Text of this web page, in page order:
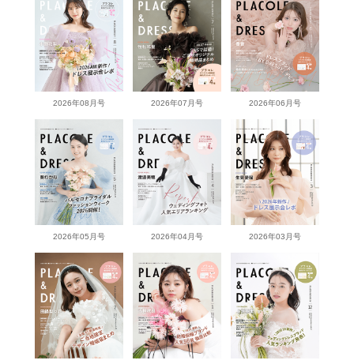
2026年08月号 2026年07月号 2026年06月号
2026年05月号 2026年04月号 2026年03月号